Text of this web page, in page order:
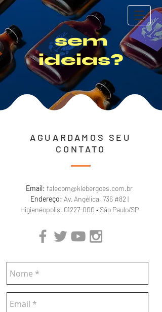
sem
ideias?
AGUARDAMOS SEU
CONTATO
Email: falecom@klebergoes.com.br
Endereço: Av. Angélica, 736 #82 |
Higienéopolis, 01227-000 • São Paulo/SP